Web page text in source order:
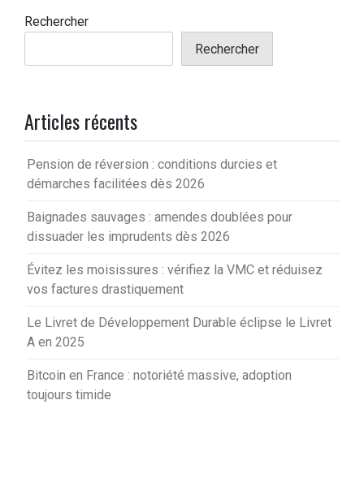
Rechercher
Rechercher
Articles récents
Pension de réversion : conditions durcies et
démarches facilitées dès 2026
Baignades sauvages : amendes doublées pour
dissuader les imprudents dès 2026
Évitez les moisissures : vérifiez la VMC et réduisez
vos factures drastiquement
Le Livret de Développement Durable éclipse le Livret
A en 2025
Bitcoin en France : notoriété massive, adoption
toujours timide